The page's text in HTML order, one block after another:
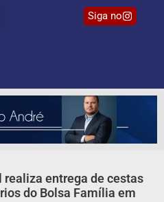
Siga no
entrega de cestas
do Bolsa Família em